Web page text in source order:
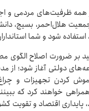
همه ظرفیت‌های مردمی و
هلال‌احمر، بسیج،
استفاده شود و شما
بر ضرورت اصلاح
دولتی آغاز شود؛
کردن تجهیزات و
همراهی خواهند کرد که
پایداری اقتصاد و تقویت